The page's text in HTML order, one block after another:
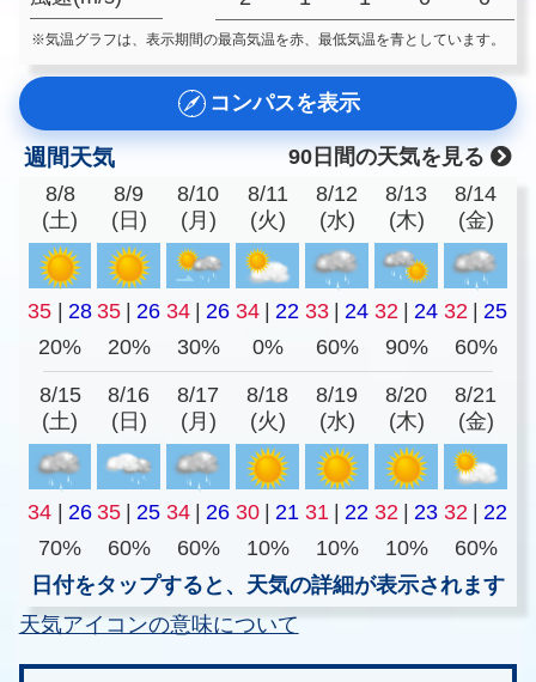
※気温グラフは、表示期間の最高気温を赤、最低気温を青としています。
コンパスを表示
週間天気
90日間の天気を見る
8/8
(土)
8/9
(日)
8/10
(月)
8/11
(火)
8/12
(水)
8/13
(木)
8/14
(金)
35 28 35 26 34 26 34 22 33 24 32 24 32
25
20%
20% 30% 0% 60% 90% 60%
8/15
(土)
8/16
(日)
8/17
(月)
8/18
(火)
8/19
(水)
8/20
(木)
8/21
(金)
34 26 35 25 34 26 30 21 31 22 32 23 32
22
70%
60% 60% 10% 10% 10%
60%
日付をタップすると、天気の詳細が表示されます
天気アイコンの意味について